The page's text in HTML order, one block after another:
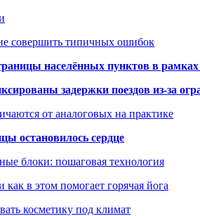
совершить типичных ошибок
населённых пунктов в
задержки поездов из-за
от аналоговых на практике
остановилось сердце
блоки: пошаговая технология
в этом помогает горячая йога
косметику под климат